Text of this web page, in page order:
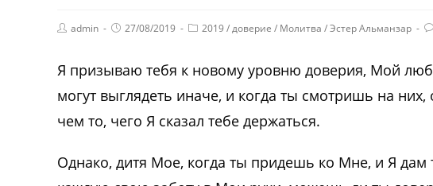
admin 27/08/2019 2019/доверие / Молитва /Эстер Альманзар
Я призываю тебя к новому уровню доверия, Мой
могут выглядеть иначе, и когда ты смотришь на них,
чем то, чего Я сказал тебе держаться.
Однако, дитя Мое, когда ты придешь ко Мне, и Я дам